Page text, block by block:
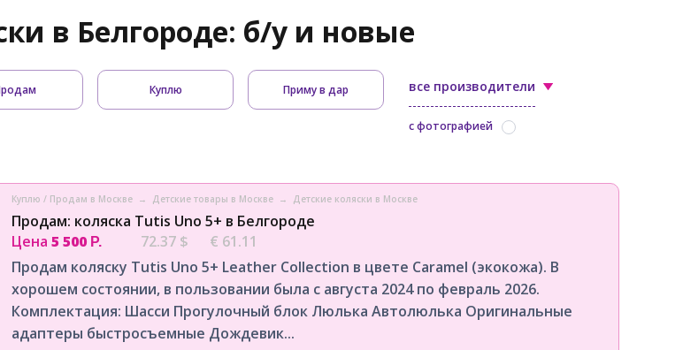
в Белгороде: б/у и новые
Куплю Приму в дар все производители
с фотографией
Куплю / Продам в Москве → Детские товары в Москве → Детские коляски в Москве
Продам: коляска Tutis Uno 5+ в Белгороде
Цена 5 500 Р. 72.37 $
€ 61.11
Продам коляску Tutis Uno 5+ Leather Collection в цвете Caramel (экокожа). В
хорошем состоянии, в пользовании была с августа 2024 по февраль 2026.
Комплектация: Шасси Прогулочный блок Люлька Автолюлька Оригинальные
адаптеры быстросъемные Дождевик...